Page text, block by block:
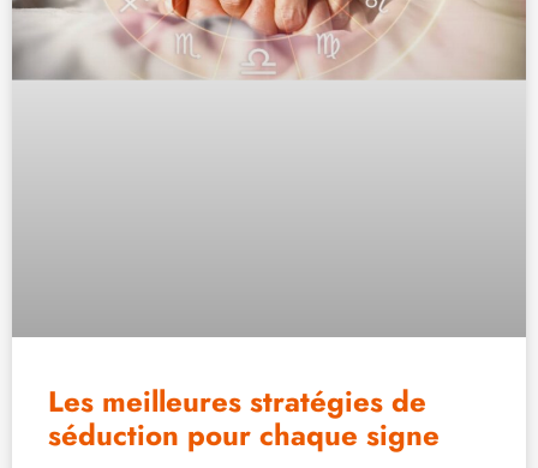
Les meilleures stratégies de
séduction pour chaque signe